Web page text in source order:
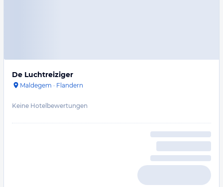
De Luchtreiziger
Maldegem · Flandern
Keine Hotelbewertungen